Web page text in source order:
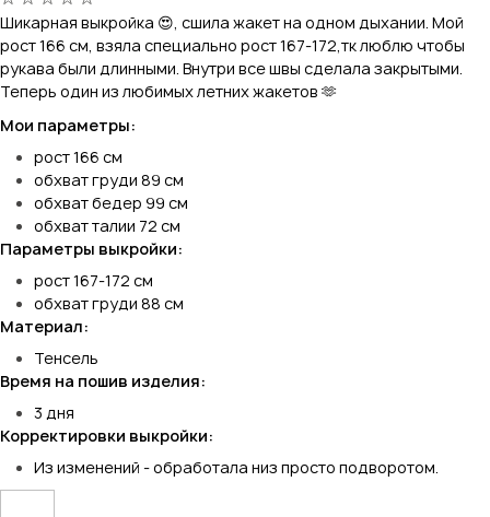
Шикарная выкройка 😍, сшила жакет на одном дыхании. Мой
рост 166 см, взяла специально рост 167-172,тк люблю чтобы
рукава были длинными. Внутри все швы сделала закрытыми.
Теперь один из любимых летних жакетов 🫶
Мои параметры:
рост 166 см
обхват груди 89 см
обхват бедер 99 см
обхват талии 72 см
Параметры выкройки:
рост 167-172 см
обхват груди 88 см
Материал:
Тенсель
Время на пошив изделия:
3 дня
Корректировки выкройки:
Из изменений - обработала низ просто подворотом.